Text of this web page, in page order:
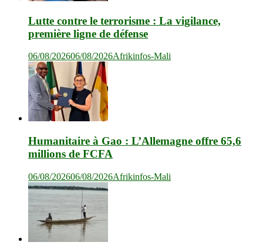
Lutte contre le terrorisme : La vigilance,
première ligne de défense
06/08/202606/08/2026Afrikinfos-Mali
Humanitaire à Gao : L’Allemagne offre 65,6
millions de FCFA
06/08/202606/08/2026Afrikinfos-Mali